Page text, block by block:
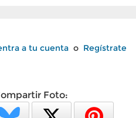
a tu cuenta o Regístrate
Foto: